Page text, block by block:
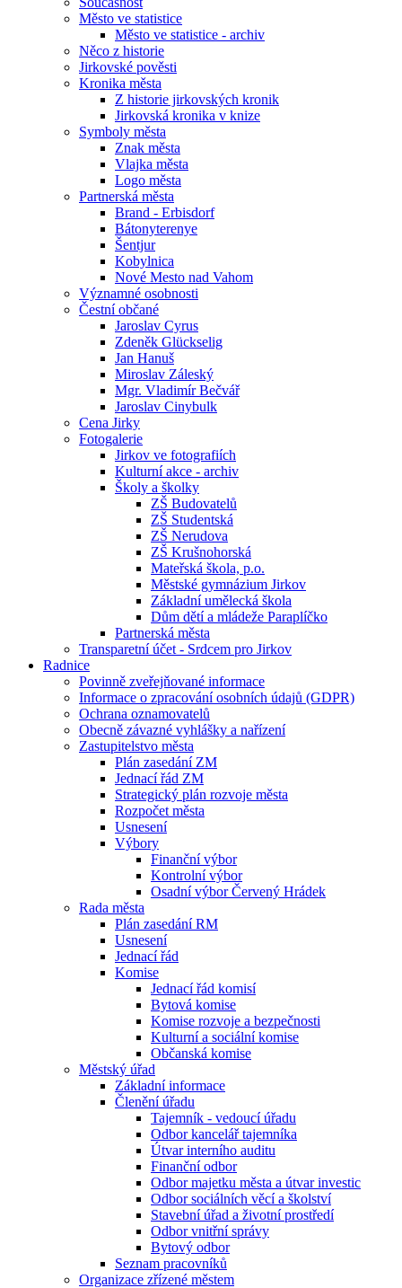
Město ve statistice
Město ve statistice - archiv
Něco z historie
Jirkovské pověsti
Kronika města
Z historie jirkovských kronik
Jirkovská kronika v knize
Symboly města
Znak města
Vlajka města
Logo města
Partnerská města
Brand - Erbisdorf
Bátonyterenye
Šentjur
Kobylnica
Nové Mesto nad Vahom
Významné osobnosti
Čestní občané
Jaroslav Cyrus
Zdeněk Glückselig
Jan Hanuš
Miroslav Záleský
Mgr. Vladimír Bečvář
Jaroslav Cinybulk
Cena Jirky
Fotogalerie
Jirkov ve fotografiích
Kulturní akce - archiv
Školy a školky
ZŠ Budovatelů
ZŠ Studentská
ZŠ Nerudova
ZŠ Krušnohorská
Mateřská škola, p.o.
Městské gymnázium Jirkov
Základní umělecká škola
Dům dětí a mládeže Paraplíčko
Partnerská města
Transparetní účet - Srdcem pro Jirkov
Radnice
Povinně zveřejňované informace
Informace o zpracování osobních údajů (GDPR)
Ochrana oznamovatelů
Obecně závazné vyhlášky a nařízení
Zastupitelstvo města
Plán zasedání ZM
Jednací řád ZM
Strategický plán rozvoje města
Rozpočet města
Usnesení
Výbory
Finanční výbor
Kontrolní výbor
Osadní výbor Červený Hrádek
Rada města
Plán zasedání RM
Usnesení
Jednací řád
Komise
Jednací řád komisí
Bytová komise
Komise rozvoje a bezpečnosti
Kulturní a sociální komise
Občanská komise
Městský úřad
Základní informace
Členění úřadu
Tajemník - vedoucí úřadu
Odbor kancelář tajemníka
Útvar interního auditu
Finanční odbor
Odbor majetku města a útvar investic
Odbor sociálních věcí a školství
Stavební úřad a životní prostředí
Odbor vnitřní správy
Bytový odbor
Seznam pracovníků
Organizace zřízené městem